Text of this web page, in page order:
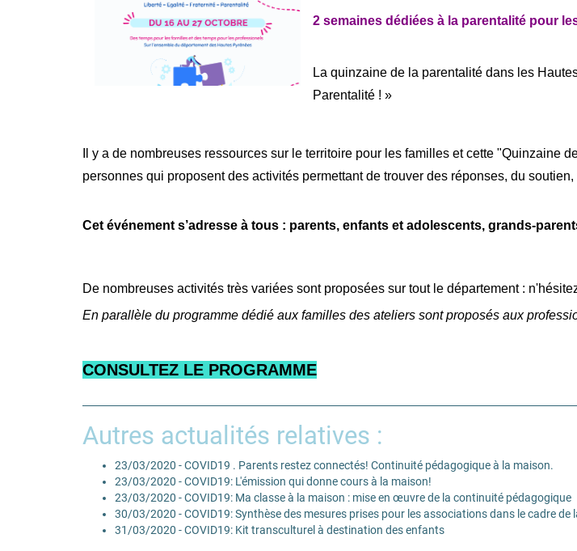
2 semaines dédiées à la parentalité pour
La quinzaine de la parentalité dans les
Parentalité ! »
Il y a de nombreuses ressources sur le territoire pour les familles et cette "Quinzaine
personnes qui proposent des activités permettant de trouver des réponses, du
Cet événement s’adresse à tous : parents, enfants et adolescents, grands-
De nombreuses activités très variées sont proposées sur tout le département :
En parallèle du programme dédié aux familles des ateliers sont proposés aux
CONSULTEZ LE PROGRAMME
Autres actualités relatives :
23/03/2020 - COVID19 . Parents restez connectés! Continuité pédagogique à la maison.
23/03/2020 - COVID19: L'émission qui donne cours à la maison!
23/03/2020 - COVID19: Ma classe à la maison : mise en œuvre de la continuité pédagogique
30/03/2020 - COVID19: Synthèse des mesures prises pour les associations dans le cadre de
31/03/2020 - COVID19: Kit transculturel à destination des enfants